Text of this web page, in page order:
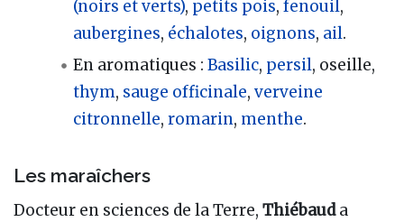
(noirs et verts), petits pois,fenouil,
aubergines, échalotes, oignons, ail.
En aromatiques :Basilic, persil, oseille,
thym, sauge officinale,verveine
citronnelle,romarin, menthe.
Les maraîchers
Docteur en sciences de la Terre, Thiébauda